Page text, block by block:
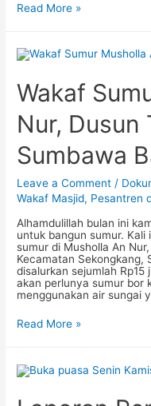
Wakaf
Berbagi:
Desember
2022
Read More »
Wakaf
Nur, Dusun
Sumbawa
Leave a Comment /
Wakaf Masjid, Pesantren
Alhamdulillah bulan ini
untuk bangun sumur.
sumur di Musholla An
Kecamatan Sekongkang,
disalurkan sejumlah
akan perlunya sumur bor
menggunakan air sungai
Wakaf
Nur,
Read More »